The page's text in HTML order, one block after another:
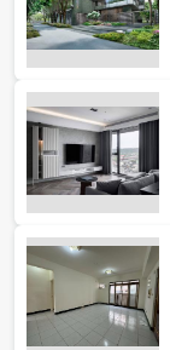
格局
不拘
2房
格局
不拘
租金(元)